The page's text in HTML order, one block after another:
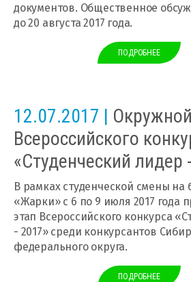
документов. Общественное
до 20 августа 2017 года.
ПОДРОБНЕЕ
12.07.2017 |
Всероссийского
«Студенческий лидер
В рамках студенческой смены на
«Жарки» с 6 по 9 июля 2017 года
этап Всероссийского конкурса
- 2017» среди конкурсантов
федерального округа.
ПОДРОБНЕЕ